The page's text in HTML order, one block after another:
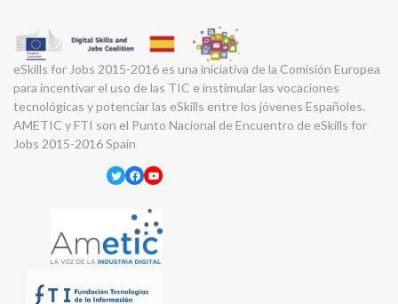
eSkills for Jobs 2015-2016 es una iniciativa de la Comisión Europea
para incentivar el uso de las TIC e instimular las vocaciones
tecnológicas y potenciar las eSkills entre los jóvenes Españoles.
AMETIC y FTI son el Punto Nacional de Encuentro de eSkills for
Jobs 2015-2016 Spain
Twitter
Facebook
YouTube